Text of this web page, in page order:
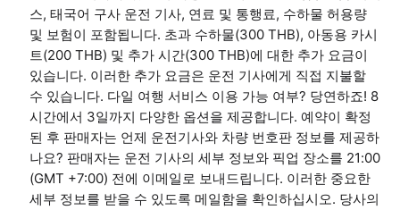
스, 태국어 구사 운전 기사, 연료 및 통행료, 수하물 허용량
및 보험이 포함됩니다. 초과 수하물(300 THB), 아동용 카시
트(200 THB) 및 추가 시간(300 THB)에 대한 추가 요금이
있습니다. 이러한 추가 요금은 운전 기사에게 직접 지불할
수 있습니다. 다일 여행 서비스 이용 가능 여부? 당연하죠! 8
시간에서 3일까지 다양한 옵션을 제공합니다. 예약이 확정
된 후 판매자는 언제 운전기사와 차량 번호판 정보를 제공하
나요? 판매자는 운전 기사의 세부 정보와 픽업 장소를 21:00
(GMT +7:00) 전에 이메일로 보내드립니다. 이러한 중요한
세부 정보를 받을 수 있도록 메일함을 확인하십시오. 당사의